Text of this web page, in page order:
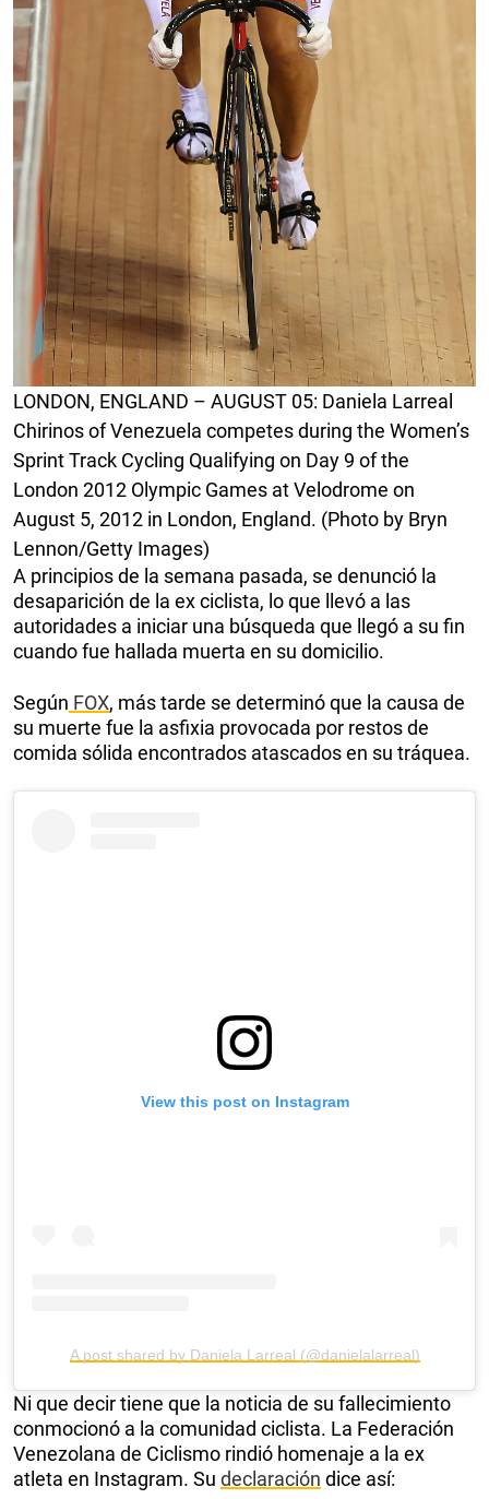
LONDON, ENGLAND – AUGUST 05: Daniela Larreal
Chirinos of Venezuela competes during the Women’s
Sprint Track Cycling Qualifying on Day 9 of the
London 2012 Olympic Games at Velodrome on
August 5, 2012 in London, England. (Photo by Bryn
Lennon/Getty Images)
A principios de la semana pasada, se denunció la
desaparición de la ex ciclista, lo que llevó a las
autoridades a iniciar una búsqueda que llegó a su fin
cuando fue hallada muerta en su domicilio.
Según FOX, más tarde se determinó que la causa de
su muerte fue la asfixia provocada por restos de
comida sólida encontrados atascados en su tráquea.
View this post on Instagram
A post shared by Daniela Larreal (@danielalarreal)
Ni que decir tiene que la noticia de su fallecimiento
conmocionó a la comunidad ciclista. La Federación
Venezolana de Ciclismo rindió homenaje a la ex
atleta en Instagram. Su declaración dice así: